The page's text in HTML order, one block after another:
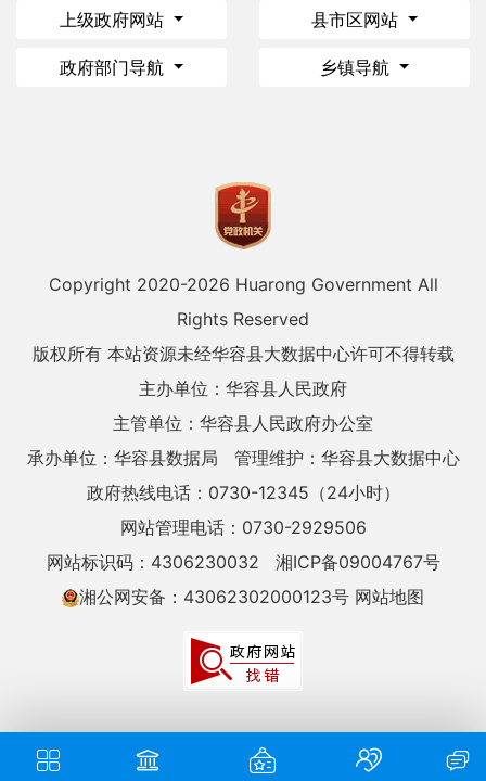
上级政府网站 县市区网站
政府部门导航 乡镇导航
Copyright 2020-2026 Huarong Government All
Rights Reserved
版权所有 本站资源未经华容县大数据中心许可不得转载
主办单位：华容县人民政府
主管单位：华容县人民政府办公室
承办单位：华容县数据局
管理维护：华容县大数据中心
政府热线电话：0730-12345（24小时）
网站管理电话：0730-2929506
网站标识码：4306230032
湘ICP备09004767号
湘公网安备：43062302000123号 网站地图